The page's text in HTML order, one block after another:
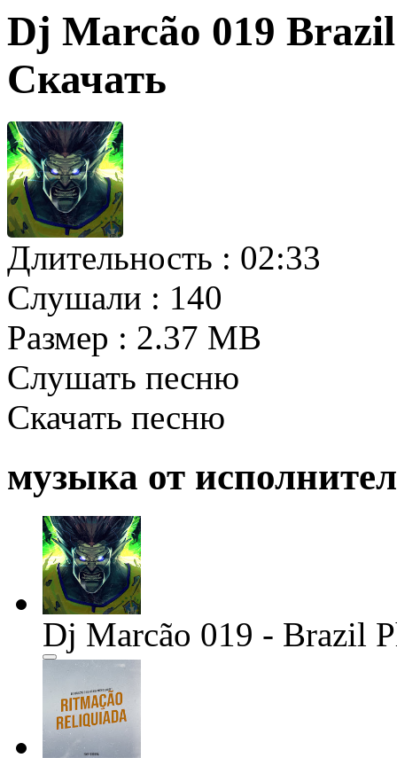
Dj Marcão 019
Скачать
Длительность : 02:33
Слушали : 140
Размер : 2.37 MB
Слушать песню
Скачать песню
музыка от
Dj Marcão 019 - Brazil